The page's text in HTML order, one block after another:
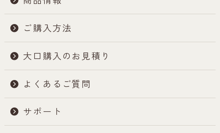
ご購入方法
大口購入のお見積り
よくあるご質問
サポート